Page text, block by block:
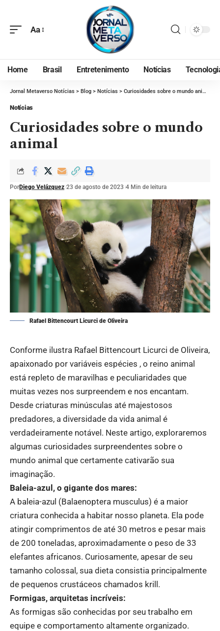
Aa
Home Brasil Entretenimento Notícias
Jornal Metaverso Notícias > Blog > Notícias > Curiosidades sobre o mundo animal
Notícias
Curiosidades sobre o mundo
animal
PorDiego Velázquez 23 de agosto de 2023 4 Min de leitura
Rafael Bittencourt Licurci de Oliveira
Conforme ilustra Rafael Bittencourt Licurci de Oliveira,
apaixonado por variáveis espécies , o reino animal
está repleto de maravilhas e peculiaridades que
muitas vezes nos surpreendem e nos encantam.
Desde criaturas minúsculas até majestosos
predadores, a diversidade da vida animal é
verdadeiramente notável. Neste artigo, exploraremos
algumas curiosidades surpreendentes sobre o
mundo animal que certamente cativarão sua
imaginação.
Baleia-azul, o gigante dos mares:
A baleia-azul (Balaenoptera musculus) é a maior
criatura conhecida a habitar nosso planeta. Ela pode
atingir comprimentos de até 30 metros e pesar mais
de 200 toneladas, aproximadamente o peso de 33
elefantes africanos. Curiosamente, apesar de seu
tamanho colossal, sua dieta consistia principalmente
de pequenos crustáceos chamados krill.
Formigas, arquitetas incríveis:
As formigas são conhecidas por seu trabalho em
equipe e comportamento altamente organizado.